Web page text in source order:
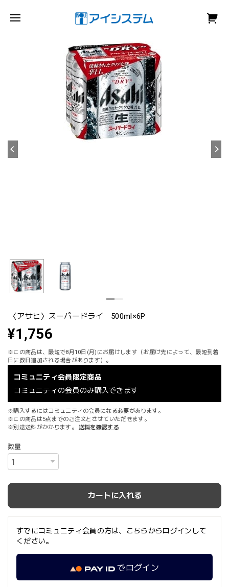
〈アサヒ〉スーパードライ 500ml×6P
¥1,756
※この商品は、最短で8月10日(月)にお届けします（お届け先によって、最短到着
日に数日追加される場合があります）。
コミュニティ会員限定商品
コミュニティの会員のみ購入できます
※購入するにはコミュニティの会員になる必要があります。
※この商品は5点までのご注文とさせていただきます。
※別途送料がかかります。
送料を確認する
数量
カートに入れる
すでにコミュニティ会員の方は、こちらからログインして
ください。
でログイン